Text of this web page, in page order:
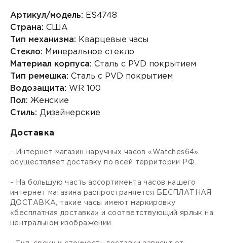
Артикул/модель: ES4748
Страна: США
Тип механизма: Кварцевые часы
Стекло: Минеральное стекло
Материал корпуса: Сталь с PVD покрытием
Тип ремешка: Сталь с PVD покрытием
Водозащита: WR 100
Пол: Женские
Стиль: Дизайнерские
Доставка
- Интернет магазин наручных часов «Watches64»
осуществляет доставку по всей территории РФ.
- На большую часть ассортимента часов нашего
интернет магазина распространяется БЕСПЛАТНАЯ
ДОСТАВКА, такие часы имеют маркировку
«бесплатная доставка» и соответствующий ярлык на
центральном изображении.